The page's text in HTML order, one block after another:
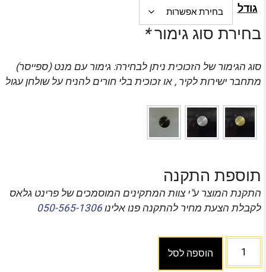
גודל
בחירת סוג גימור*
סוג הגימור של הזכוכית ניתן לבחירה: גימור עם מנט (ספייסר)
מתחבר ישירות לקיר , או זכוכית בלי חורים להניח על שולחן עגול
תוספת התקנה
התקנת המוצר ע"י צוות המתקינים המוסמכים של פרינט גלאס
לקבלת הצעת מחיר להתקנה פנו אלינו050-565-1306
הוספה לסל